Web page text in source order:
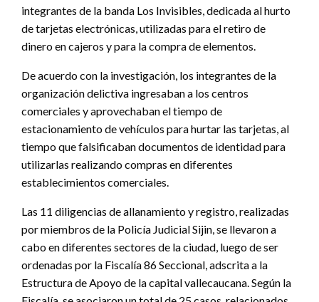
integrantes de la banda Los Invisibles, dedicada al hurto
de tarjetas electrónicas, utilizadas para el retiro de
dinero en cajeros y para la compra de elementos.
De acuerdo con la investigación, los integrantes de la
organización delictiva ingresaban a los centros
comerciales y aprovechaban el tiempo de
estacionamiento de vehículos para hurtar las tarjetas, al
tiempo que falsificaban documentos de identidad para
utilizarlas realizando compras en diferentes
establecimientos comerciales.
Las 11 diligencias de allanamiento y registro, realizadas
por miembros de la Policía Judicial Sijin, se llevaron a
cabo en diferentes sectores de la ciudad, luego de ser
ordenadas por la Fiscalía 86 Seccional, adscrita a la
Estructura de Apoyo de la capital vallecaucana. Según la